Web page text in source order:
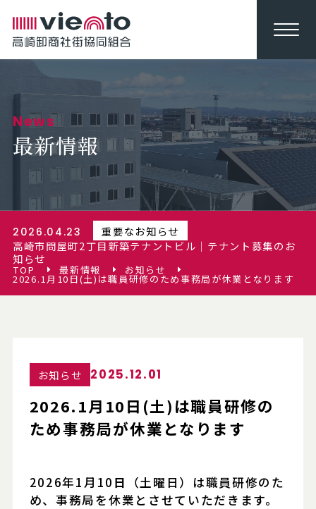
News
最新情報
2026.04.23
重要なお知らせ
高崎市問屋町2丁目新築テナントビル｜テナント募集のお
知らせ
TOP 最新情報 お知らせ
2026.1月10日(土)は職員研修のため事務局が休業となります
お知らせ 2025.12.01
2026.1月10日(土)は職員研修の
ため事務局が休業となります
2026年1月10 日
（土曜日）は職員研修のた
め、事務局を休業とさせていただきます。